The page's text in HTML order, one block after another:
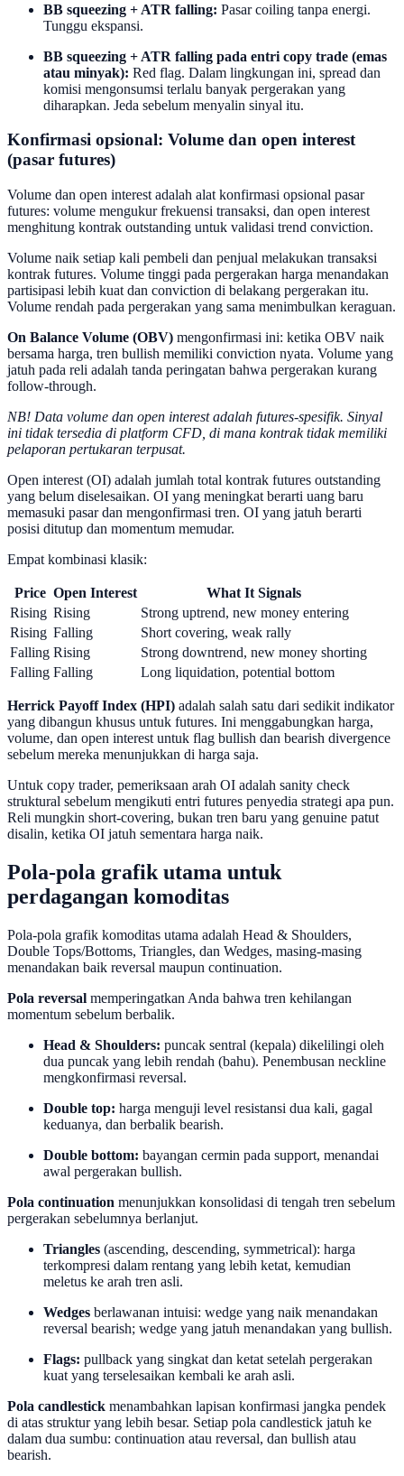
BB squeezing + ATR falling: Pasar coiling tanpa energi.
Tunggu ekspansi.
BB squeezing + ATR falling pada entri copy trade (emas
atau minyak): Red flag. Dalam lingkungan ini, spread dan
komisi mengonsumsi terlalu banyak pergerakan yang
diharapkan. Jeda sebelum menyalin sinyal itu.
Konfirmasi opsional: Volume dan open interest
(pasar futures)
Volume dan open interest adalah alat konfirmasi opsional pasar
futures: volume mengukur frekuensi transaksi, dan open interest
menghitung kontrak outstanding untuk validasi trend conviction.
Volume naik setiap kali pembeli dan penjual melakukan transaksi
kontrak futures. Volume tinggi pada pergerakan harga menandakan
partisipasi lebih kuat dan conviction di belakang pergerakan itu.
Volume rendah pada pergerakan yang sama menimbulkan keraguan.
On Balance Volume (OBV) mengonfirmasi ini: ketika OBV naik
bersama harga, tren bullish memiliki conviction nyata. Volume yang
jatuh pada reli adalah tanda peringatan bahwa pergerakan kurang
follow-through.
NB! Data volume dan open interest adalah futures-spesifik. Sinyal
ini tidak tersedia di platform CFD, di mana kontrak tidak memiliki
pelaporan pertukaran terpusat.
Open interest (OI) adalah jumlah total kontrak futures outstanding
yang belum diselesaikan. OI yang meningkat berarti uang baru
memasuki pasar dan mengonfirmasi tren. OI yang jatuh berarti
posisi ditutup dan momentum memudar.
Empat kombinasi klasik:
Price Open Interest
What It Signals
Rising Rising
Strong uptrend, new money entering
Rising Falling
Short covering, weak rally
Falling Rising
Strong downtrend, new money shorting
Falling Falling Long liquidation, potential bottom
Herrick Payoff Index (HPI) adalah salah satu dari sedikit indikator
yang dibangun khusus untuk futures. Ini menggabungkan harga,
volume, dan open interest untuk flag bullish dan bearish divergence
sebelum mereka menunjukkan di harga saja.
Untuk copy trader, pemeriksaan arah OI adalah sanity check
struktural sebelum mengikuti entri futures penyedia strategi apa pun.
Reli mungkin short-covering, bukan tren baru yang genuine patut
disalin, ketika OI jatuh sementara harga naik.
Pola-pola grafik utama untuk
perdagangan komoditas
Pola-pola grafik komoditas utama adalah Head & Shoulders,
Double Tops/Bottoms, Triangles, dan Wedges, masing-masing
menandakan baik reversal maupun continuation.
Pola reversal memperingatkan Anda bahwa tren kehilangan
momentum sebelum berbalik.
Head & Shoulders: puncak sentral (kepala) dikelilingi oleh
dua puncak yang lebih rendah (bahu). Penembusan neckline
mengkonfirmasi reversal.
Double top: harga menguji level resistansi dua kali, gagal
keduanya, dan berbalik bearish.
Double bottom: bayangan cermin pada support, menandai
awal pergerakan bullish.
Pola continuation menunjukkan konsolidasi di tengah tren sebelum
pergerakan sebelumnya berlanjut.
Triangles (ascending, descending, symmetrical): harga
terkompresi dalam rentang yang lebih ketat, kemudian
meletus ke arah tren asli.
Wedges berlawanan intuisi: wedge yang naik menandakan
reversal bearish; wedge yang jatuh menandakan yang bullish.
Flags: pullback yang singkat dan ketat setelah pergerakan
kuat yang terselesaikan kembali ke arah asli.
Pola candlestick menambahkan lapisan konfirmasi jangka pendek
di atas struktur yang lebih besar. Setiap pola candlestick jatuh ke
dalam dua sumbu: continuation atau reversal, dan bullish atau
bearish.